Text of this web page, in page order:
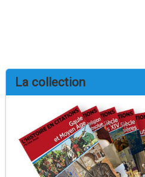
La collection